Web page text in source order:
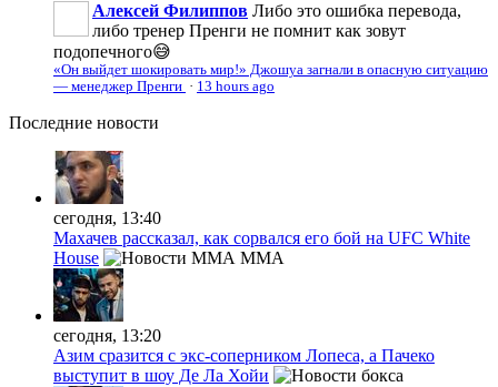
Алексей Филиппов Либо это ошибка перевода,
либо тренер Пренги не помнит как зовут
подопечного😅
«Он выйдет шокировать мир!» Джошуа загнали в опасную ситуацию
— менеджер Пренги · 13 hours ago
Последние новости
сегодня, 13:40
Махачев рассказал, как сорвался его бой на UFC White
House
MMA
сегодня, 13:20
Азим сразится с экс-соперником Лопеса, а Пачеко
выступит в шоу Де Ла Хойи